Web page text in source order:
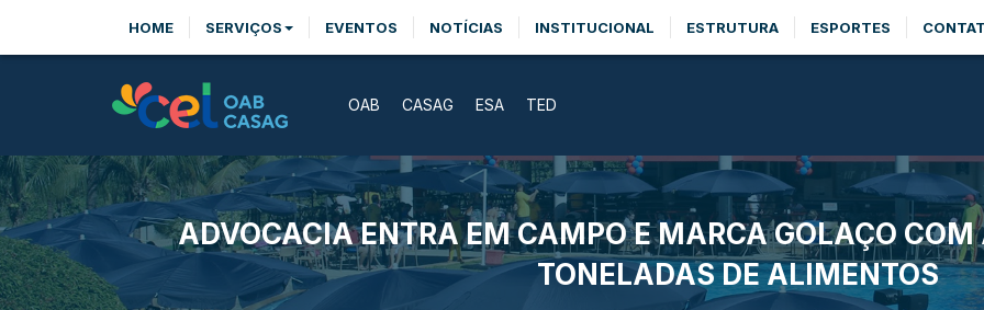
HOME SERVIÇOS EVENTOS NOTÍCIAS INSTITUCIONAL ESTRUTURA ESPORTES
OAB CASAG ESA TED
ADVOCACIA ENTRA EM CAMPO E MARCA GOLAÇO COM
TONELADAS DE ALIMENTOS